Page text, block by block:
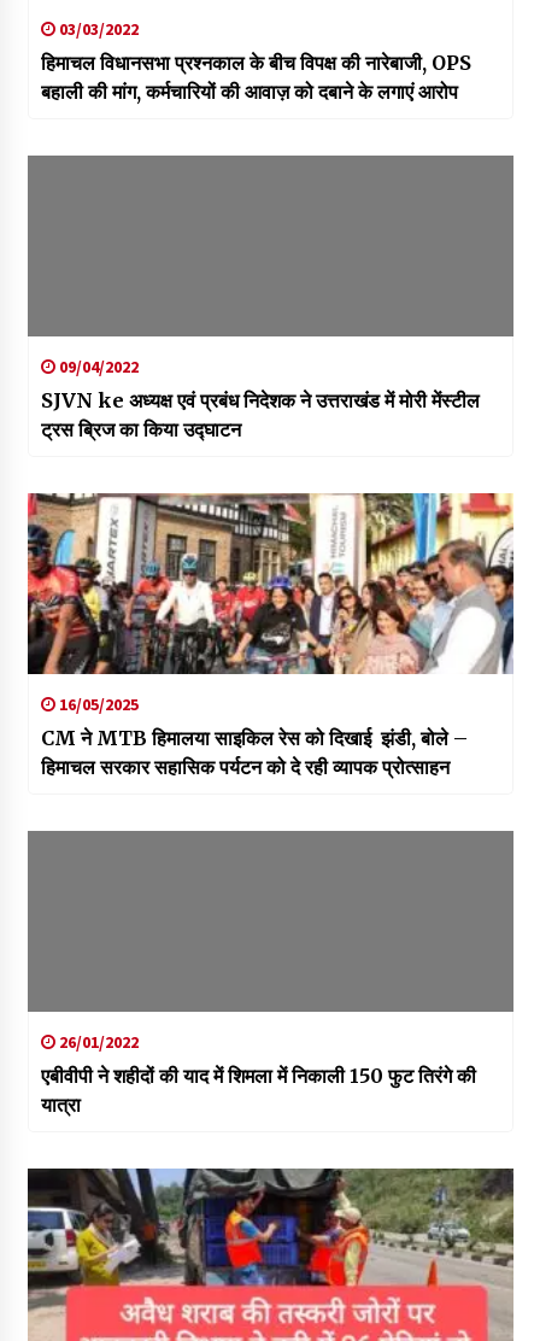
03/03/2022
हिमाचल विधानसभा प्रश्नकाल के बीच विपक्ष की नारेबाजी, OPS
बहाली की मांग, कर्मचारियों की आवाज़ को दबाने के लगाएं आरोप
09/04/2022
SJVN ke अध्यक्ष एवं प्रबंध निदेशक ने उत्तराखंड में मोरी मेंस्टील
ट्रस ब्रिज का किया उद्घाटन
16/05/2025
CM ने MTB हिमालया साइकिल रेस को दिखाई झंडी, बोले –
हिमाचल सरकार सहासिक पर्यटन को दे रही व्यापक प्रोत्साहन
26/01/2022
एबीवीपी ने शहीदों की याद में शिमला में निकाली 150 फुट तिरंगे की
यात्रा